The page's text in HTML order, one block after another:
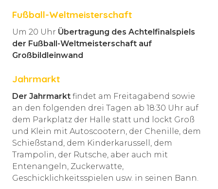
Fußball-Weltmeisterschaft
Um 20 Uhr Übertragung des Achtelfinalspiels
der Fußball-Weltmeisterschaft auf
Großbildleinwand
Jahrmarkt
Der Jahrmarkt findet am Freitagabend sowie
an den folgenden drei Tagen ab 18:30 Uhr auf
dem Parkplatz der Halle statt und lockt Groß
und Klein mit Autoscootern, der Chenille, dem
Schießstand, dem Kinderkarussell, dem
Trampolin, der Rutsche, aber auch mit
Entenangeln, Zuckerwatte,
Geschicklichkeitsspielen usw. in seinen Bann.